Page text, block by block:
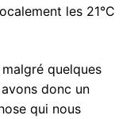
les 21°C
quelques
donc un
qui nous